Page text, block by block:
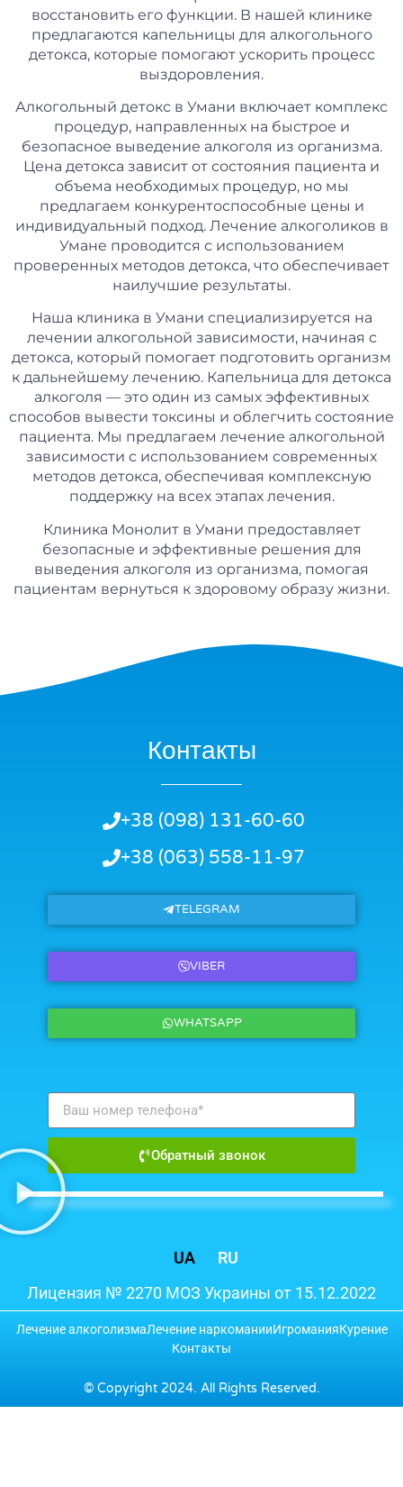
восстановить его функции. В нашей клинике
предлагаются капельницы для алкогольного
детокса, которые помогают ускорить процесс
выздоровления.
Алкогольный детокс в Умани включает комплекс
процедур, направленных на быстрое и
безопасное выведение алкоголя из организма.
Цена детокса зависит от состояния пациента и
объема необходимых процедур, но мы
предлагаем конкурентоспособные цены и
индивидуальный подход. Лечение алкоголиков в
Умане проводится с использованием
проверенных методов детокса, что обеспечивает
наилучшие результаты.
Наша клиника в Умани специализируется на
лечении алкогольной зависимости, начиная с
детокса, который помогает подготовить организм
к дальнейшему лечению. Капельница для детокса
алкоголя — это один из самых эффективных
способов вывести токсины и облегчить состояние
пациента. Мы предлагаем лечение алкогольной
зависимости с использованием современных
методов детокса, обеспечивая комплексную
поддержку на всех этапах лечения.
Клиника Монолит в Умани предоставляет
безопасные и эффективные решения для
выведения алкоголя из организма, помогая
пациентам вернуться к здоровому образу жизни.
Контакты
+38 (098) 131-60-60
+38 (063) 558-11-97
TELEGRAM
VIBER
WHATSAPP
Обратный звонок
Лицензия № 2270 МОЗ Украины от 15.12.2022
UA RU
© Copyright 2024. All Rights Reserved.
Лечение алкоголизмаЛечение наркоманииИгроманияКурение
Контакты